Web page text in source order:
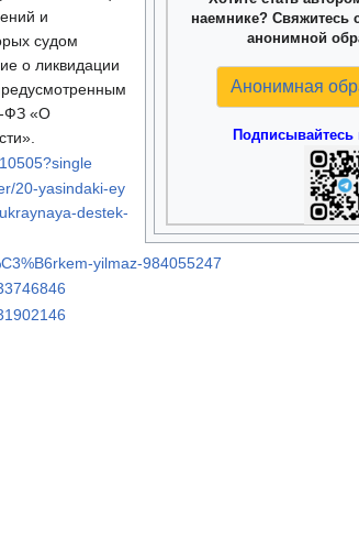
наемнике? Свяжитесь
анонимной
Анонимная
Подписывайтесь
и
судом
о ликвидации
ФЗ «О
20-yasindaki-ey
destek-
yilmaz-984055247